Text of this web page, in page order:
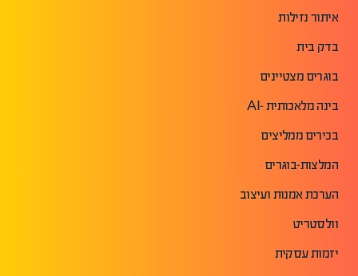
איתור נזילות
בדק בית
בוגרים מצטיינים
בינה מלאכותית -AI
בכירים ממליצים
המלצות-בוגרים
הערכת אמנות ועיצוב
וולסטריט
יזמות עסקית